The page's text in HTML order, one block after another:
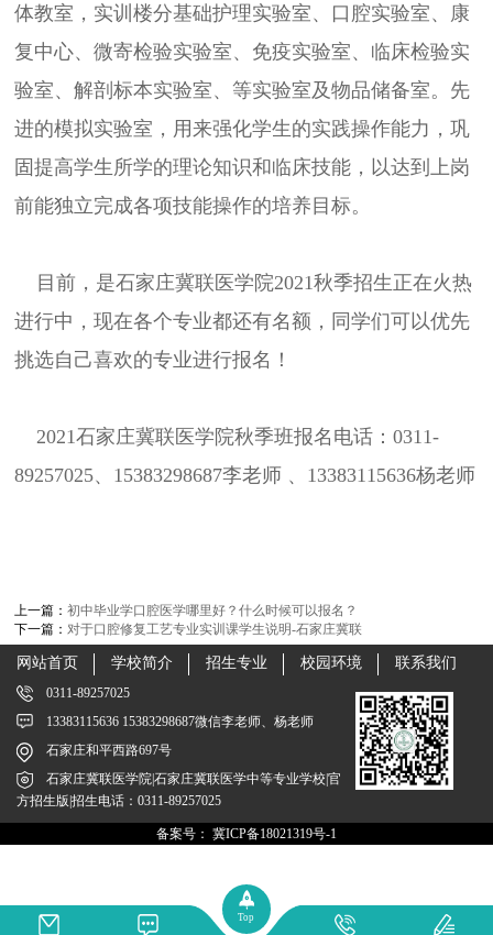
体教室，实训楼分基础护理实验室、口腔实验室、康
复中心、微寄检验实验室、免疫实验室、临床检验实
验室、解剖标本实验室、等实验室及物品储备室。先
进的模拟实验室，用来强化学生的实践操作能力，巩
固提高学生所学的理论知识和临床技能，以达到上岗
前能独立完成各项技能操作的培养目标。
目前，是石家庄冀联医学院2021秋季招生正在火热
进行中，现在各个专业都还有名额，同学们可以优先
挑选自己喜欢的专业进行报名！
2021石家庄冀联医学院秋季班报名电话：0311-
89257025、15383298687李老师 、13383115636杨老师
上一篇：初中毕业学口腔医学哪里好？什么时候可以报名？
下一篇： 对于口腔修复工艺专业实训课学生说明-石家庄冀联
网站首页 学校简介 招生专业 校园环境 联系我们
0311-89257025
13383115636 15383298687微信李老师、杨老师
石家庄和平西路697号
石家庄冀联医学院|石家庄冀联医学中等专业学校|官
方招生版|招生电话：0311-89257025
备案号： 冀ICP备18021319号-1
Top